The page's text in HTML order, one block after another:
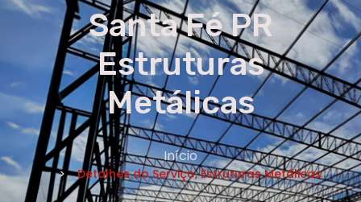
NOME *
E-MAIL *
TELEFONE *
CIDADE *